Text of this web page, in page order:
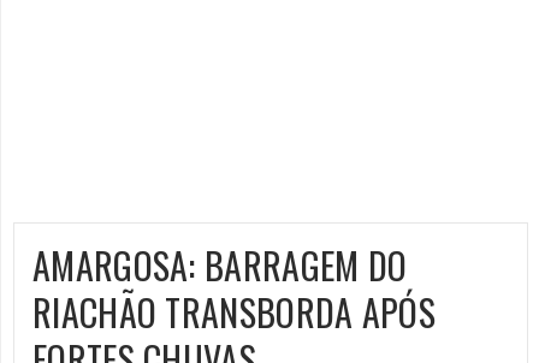
AMARGOSA: BARRAGEM DO
RIACHÃO TRANSBORDA APÓS